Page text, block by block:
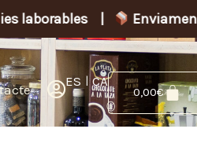
| Enviament gratuït a
ES CA
0,00€